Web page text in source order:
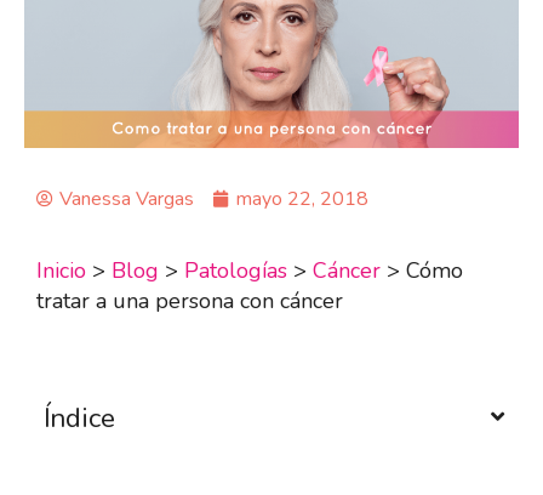
Vanessa Vargas mayo 22, 2018
Inicio > Blog > Patologías > Cáncer > Cómo
tratar a una persona con cáncer
Índice